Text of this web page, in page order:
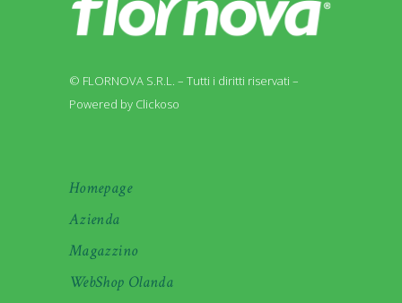
© FLORNOVA S.R.L. – Tutti i diritti riservati –
Powered by Clickoso
Homepage
Azienda
Magazzino
WebShop Olanda